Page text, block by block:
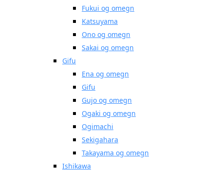
Fukui og omegn
Katsuyama
Ono og omegn
Sakai og omegn
Gifu
Ena og omegn
Gifu
Gujo og omegn
Ogaki og omegn
Ogimachi
Sekigahara
Takayama og omegn
Ishikawa